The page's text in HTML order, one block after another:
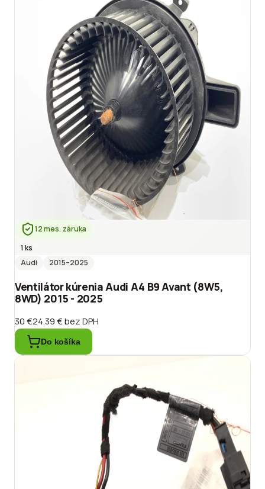
12 mes. záruka
1 ks
Audi
2015–2025
Ventilátor kúrenia Audi A4 B9 Avant (8W5,
8WD) 2015 - 2025
30 €24.39 €bez DPH
Do košíka